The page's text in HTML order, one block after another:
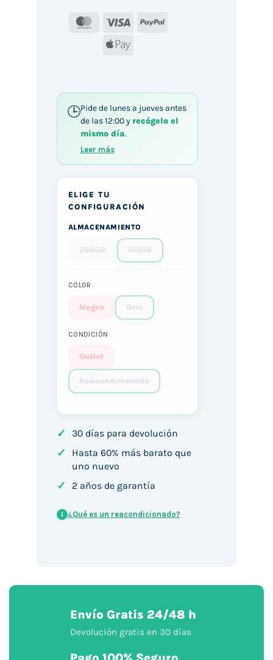
MasterCard
Visa
PayPal
Apple
Pide de lunes a jueves antes
de las 12:00 y recógelo el
mismo día.
Leer más
ELIGE TU
CONFIGURACIÓN
ALMACENAMIENTO
256GB 512GB
COLOR
Negro Gris
CONDICIÓN
Outlet
Reacondicionado
✓ 30 días para devolución
✓
Hasta 60% más barato que
uno nuevo
✓ 2 años de garantía
i ¿Qué es un reacondicionado?
Envío Gratis 24/48 h
Devolución gratis en 30 días